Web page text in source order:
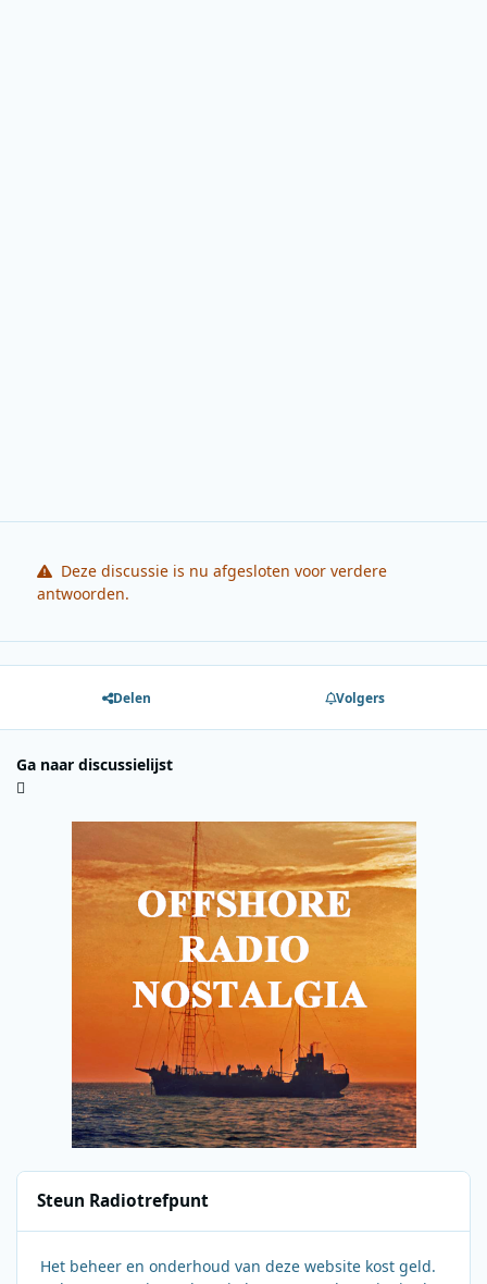
Deze discussie is nu afgesloten voor verdere
antwoorden.
Delen Volgers
Ga naar discussielijst
Steun Radiotrefpunt
Het beheer en onderhoud van deze website kost geld.